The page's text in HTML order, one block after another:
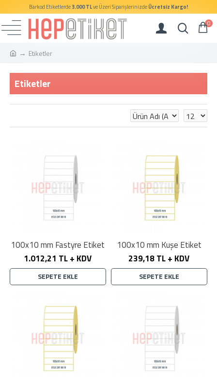
Barkod Etiketlerde3.000 TLve Üzeri SiparişlerinizdeÜcretsiz Kargo!
0
Etiketler
Etiketler
100x10 mm Fastyre Etiket
1.012,21 TL + KDV
SEPETE EKLE
100x10 mm Kuşe Etiket
239,18 TL + KDV
SEPETE EKLE